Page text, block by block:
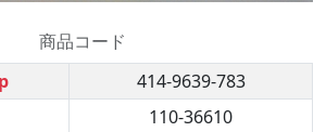
商品コード
414-9639-783
110-36610